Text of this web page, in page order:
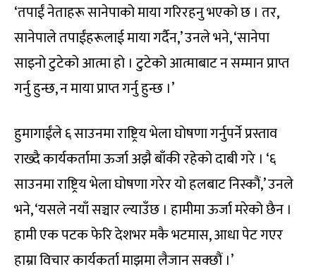
‘तपाईं नेताहरू सानेपाको माया गरिरहनु भएको छ । तर,
सानेपाले तपाईंहरूलाई माया गर्दैन,’ उनले भने, ‘सानेपा
साइनो टुटेको आत्मा हो । टुटेको आत्माबाट न सम्मान प्राप्त
गर्नु हुन्छ, न माया प्राप्त गर्नु हुन्छ ।’
हुमागाईंले ६ साउनमा राष्ट्रिय भेला घोषणा गर्नुपर्ने प्रस्ताव
राख्दै कार्यकर्तामा ऊर्जा अझै बाँकी रहेको दाबी गरे । ‘६
साउनमा राष्ट्रिय भेला घोषणा गरेर यो हलबाट निस्कौं,’ उनले
भने, ‘यसले नयाँ सञ्चार ल्याउँछ । हामीमा ऊर्जा मरेको छैन ।
हामी एक पटक फेरि देशभर मकै भटमास, आधा पेट गएर
हाम्रा विचार कार्यकर्ता माझमा लैजान सक्छौं ।’